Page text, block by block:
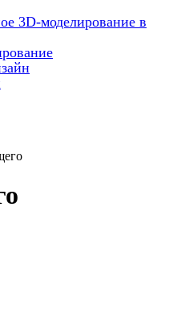
3D-моделирование в